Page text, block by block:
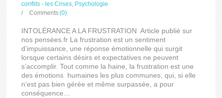
conflits - les Crises, Psychologie
/
Comments(0)
INTOLÉRANCE A LA FRUSTRATION Article publié sur
nos pensées.fr La frustration est un sentiment
d’impuissance, une réponse émotionnelle qui surgit
lorsque certains désirs et expectatives ne peuvent
s’accomplir. Tout comme la haine, la frustration est une
des émotions humaines les plus communes, qui, si elle
n’est pas bien gérée et même surpassée, a pour
conséquence…